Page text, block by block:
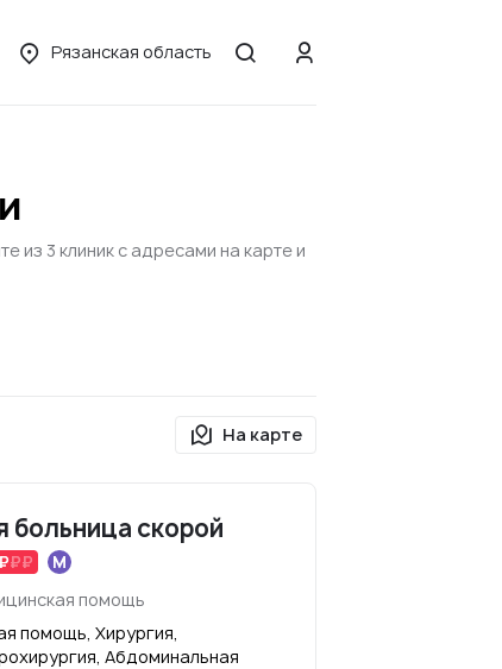
Рязанская область
из 3 клиник с адресами на карте и
На карте
больница скорой
помощь
помощь, Хирургия,
Абдоминальная